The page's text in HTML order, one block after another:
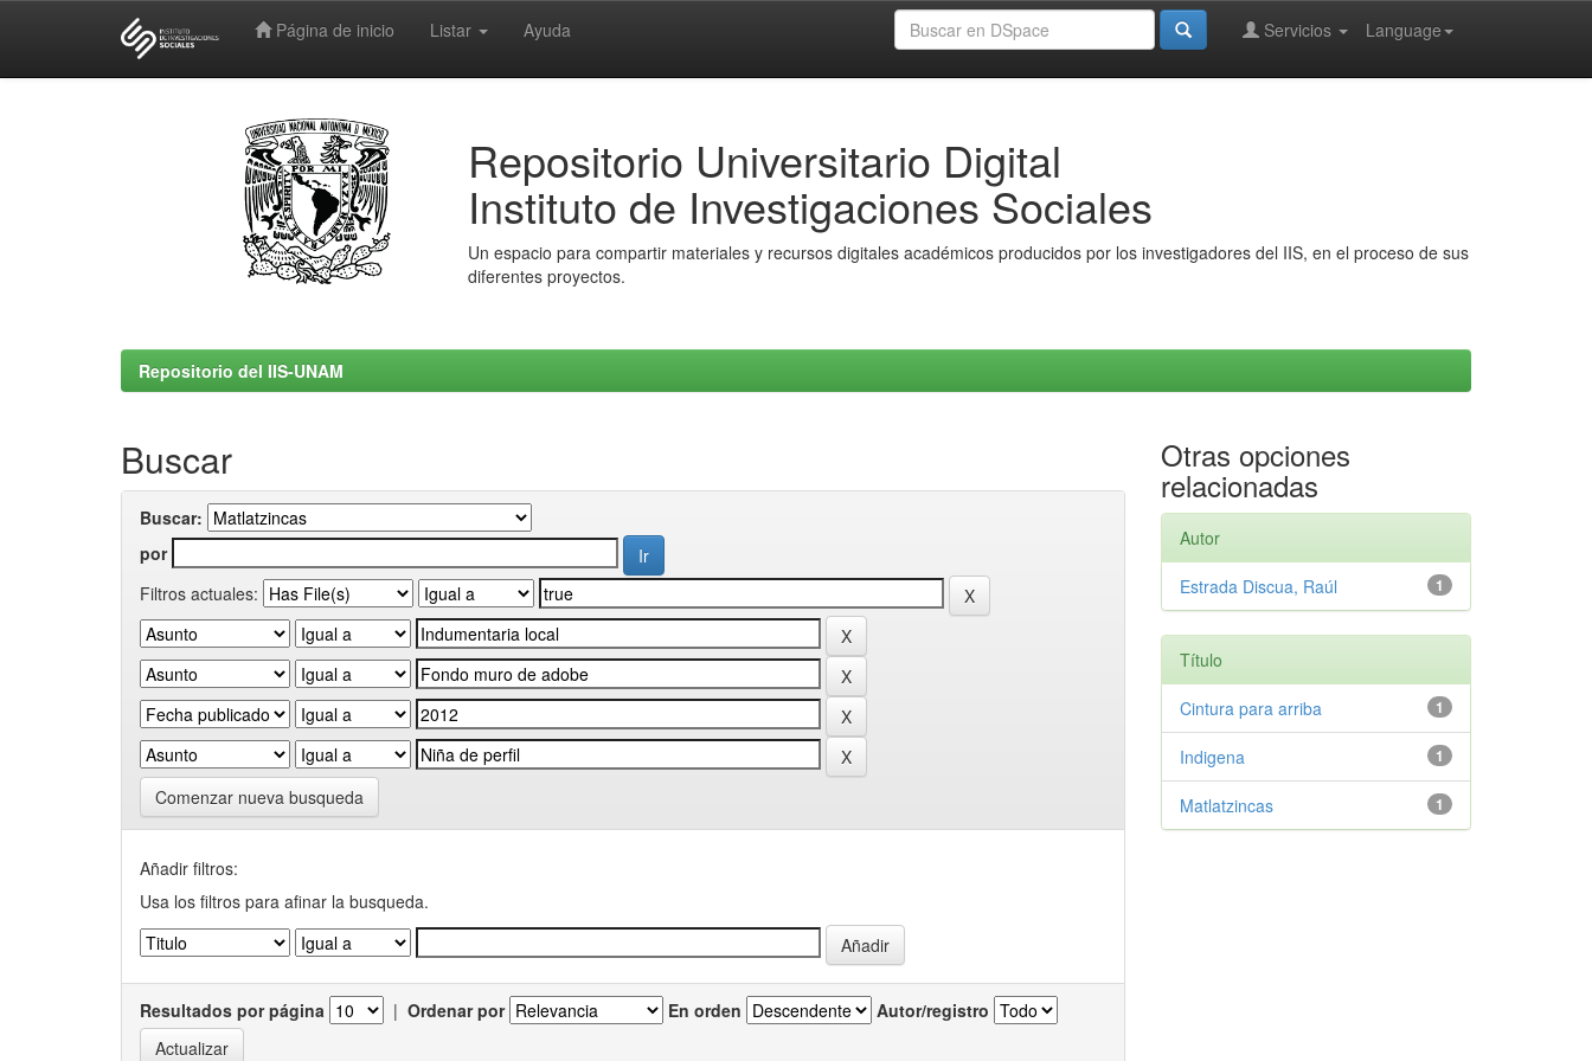
Página de inicio Listar Ayuda Language
Servicios
Repositorio Universitario Digital
Instituto de Investigaciones Sociales
Un espacio para compartir materiales y recursos digitales académicos producidos por los investigadores del IIS, en el proceso de sus
diferentes proyectos.
Repositorio del IIS-UNAM
Buscar
Buscar:
por
Filtros actuales:
Comenzar nueva busqueda
Añadir filtros:
Usa los filtros para afinar la busqueda.
Resultados por página | Ordenar por En orden Autor/registro
Otras opciones
relacionadas
Autor
1
Estrada Discua, Raúl
Título
1
Cintura para arriba
1
Indigena
1
Matlatzincas